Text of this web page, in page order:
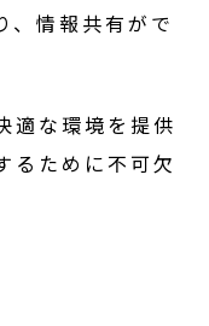
、情報共有がで
適な環境を提供
るために不可欠